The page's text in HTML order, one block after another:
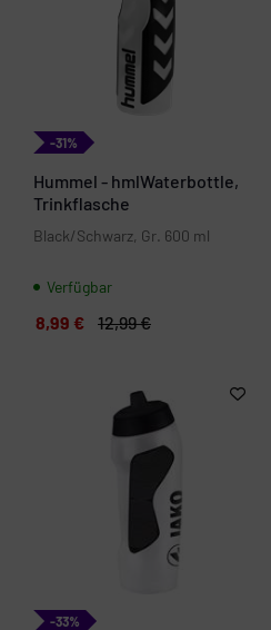
-31%
Hummel - hmlWaterbottle,
Trinkflasche
Black/Schwarz, Gr. 600 ml
Verfügbar
8,99 € 12,99 €
-33%